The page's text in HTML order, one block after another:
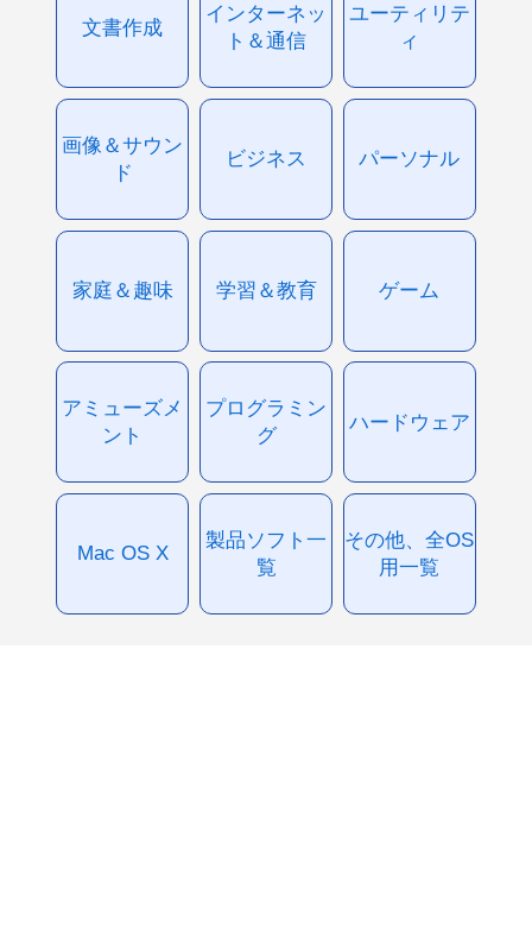
文書作成
インターネッ
ト＆通信
ユーティリテ
ィ
画像＆サウン
ド
ビジネス パーソナル
家庭＆趣味 学習＆教育 ゲーム
アミューズメ
ント
プログラミン
グ
ハードウェア
Mac OS X
製品ソフト一
覧
その他、全OS
用一覧